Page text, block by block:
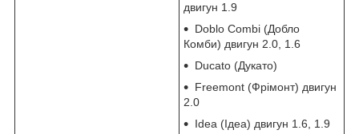
двигун 1.9
Doblo Combi (Добло
Комби) двигун 2.0, 1.6
Ducato (Дукато)
Freemont (Фрімонт) двигун
2.0
Idea (Ідеа) двигун 1.6, 1.9